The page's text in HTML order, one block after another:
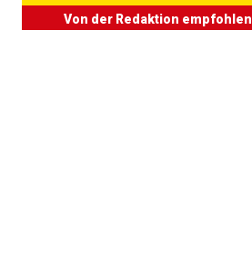
Von der Redaktion empfohlen